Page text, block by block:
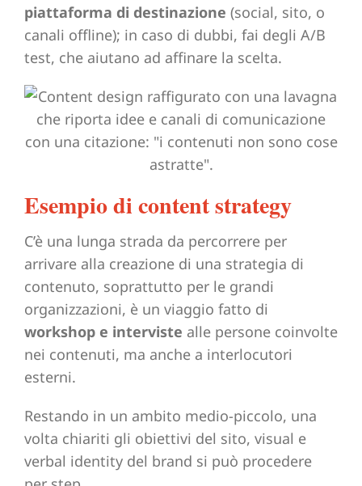
piattaforma di destinazione (social, sito, o
canali offline); in caso di dubbi, fai degli A/B
test, che aiutano ad affinare la scelta.
Esempio di content strategy
C’è una lunga strada da percorrere per
arrivare alla creazione di una strategia di
contenuto, soprattutto per le grandi
organizzazioni, è un viaggio fatto di
workshop e interviste alle persone coinvolte
nei contenuti, ma anche a interlocutori
esterni.
Restando in un ambito medio-piccolo, una
volta chiariti gli obiettivi del sito, visual e
verbal identity del brand si può procedere